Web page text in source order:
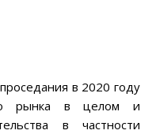
в 2020 году
рынка в целом и
в частности